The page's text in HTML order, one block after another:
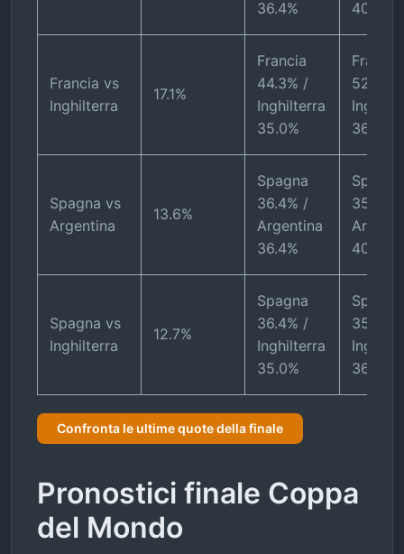
36.4% 40%
Francia vs
Inghilterra
17.1%
Francia
44.3% /
Inghilterra
35.0%
Francia
52% /
36%
Spagna vs
Argentina
13.6%
Spagna
36.4% /
Argentina
36.4%
Spagna
35% /
40%
Spagna vs
Inghilterra
12.7%
Spagna
36.4% /
Inghilterra
35.0%
Spagna
35% /
36%
Confronta le ultime quote della finale
Pronostici finale Coppa
del Mondo